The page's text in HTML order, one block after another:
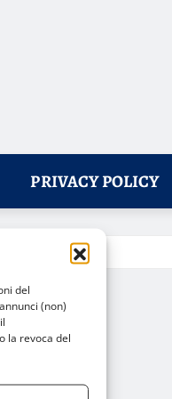
del
(non)
la revoca del
PRIVACY POLICY